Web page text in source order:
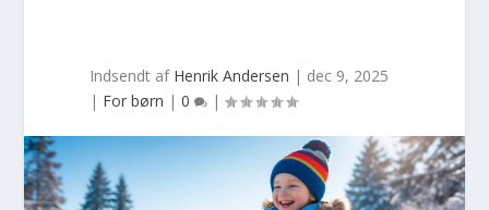
Indsendt af Henrik Andersen | dec 9, 2025
| For børn |0 |